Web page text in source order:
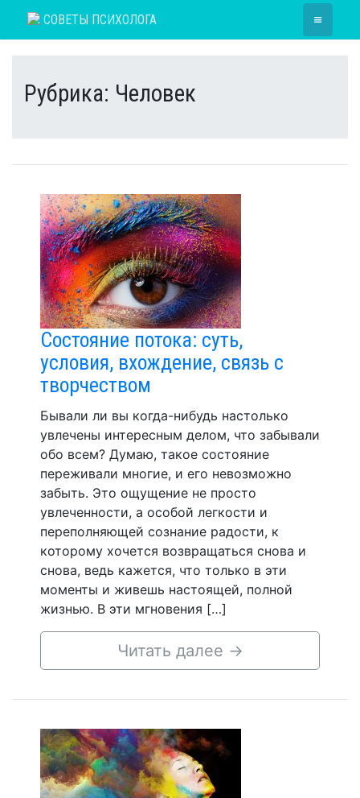
СОВЕТЫ ПСИХОЛОГА ≡
Рубрика: Человек
Состояние потока: суть,
условия, вхождение, связь с
творчеством
Бывали ли вы когда-нибудь настолько
увлечены интересным делом, что забывали
обо всем? Думаю, такое состояние
переживали многие, и его невозможно
забыть. Это ощущение не просто
увлеченности, а особой легкости и
переполняющей сознание радости, к
которому хочется возвращаться снова и
снова, ведь кажется, что только в эти
моменты и живешь настоящей, полной
жизнью. В эти мгновения […]
Читать далее →